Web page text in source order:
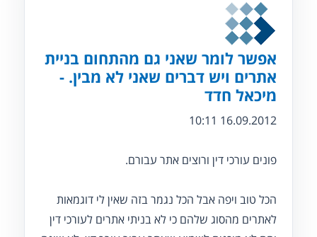
אפשר לומר שאני גם מהתחום בניית
אתרים ויש דברים שאני לא מבין. -
מיכאל חדד
16.09.2012 10:11
פונים עורכי דין ורוצים אתר עבורם.
הכל טוב ויפה אבל הכל נגמר בזה שאין לי דוגמאות
לאתרים מהסוג שלהם כי לא בניתי אתרים לעורכי דין